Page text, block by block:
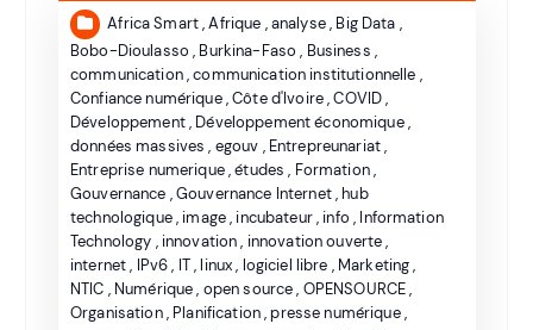
Africa Smart,Afrique ,analyse, Big Data ,
Bobo-Dioulasso , Burkina-Faso , Business ,
communication,communication institutionnelle ,
Confiance numérique,Côte d'Ivoire,COVID,
Développement, Développement économique,
données massives , egouv , Entrepreunariat,
Entreprise numerique,études , Formation,
Gouvernance ,Gouvernance Internet,hub
technologique, image, incubateur, info , Information
Technology , innovation, innovation ouverte,
internet, IPv6, IT,linux, logiciel libre , Marketing,
NTIC , Numérique, open source, OPENSOURCE,
Organisation, Planification,presse numérique,